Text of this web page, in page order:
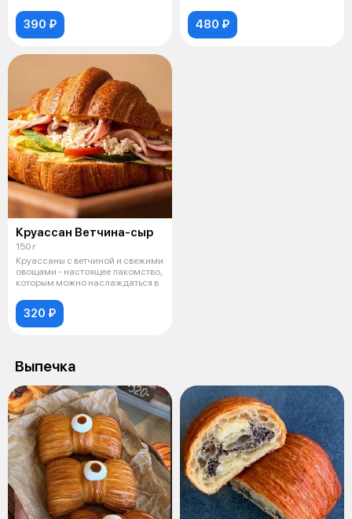
390 ₽ 480 ₽
Круассан Ветчина-сыр
150 г
Круассаны с ветчиной и свежими
овощами - настоящее лакомство,
которым можно наслаждаться в
320 ₽
Выпечка